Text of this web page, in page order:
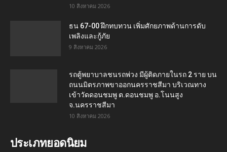
10 สิงหาคม 2026
ธน 67-00 ฝึกทบทวน เพิ่มศักยภาพด้านการดับ
เพลิงและกู้ภัย
9 สิงหาคม 2026
รถตู้พยาบาลชนรถพ่วง มีผู้ติดภายในรถ 2 ราย บน
ถนนมิตรภาพขาออกนครราชสีมา บริเวณทาง
เข้าวัดดอนชมพู ต.ดอนชมพู อ.โนนสูง
จ.นครราชสีมา
10 สิงหาคม 2026
ประเภทยอดนิยม